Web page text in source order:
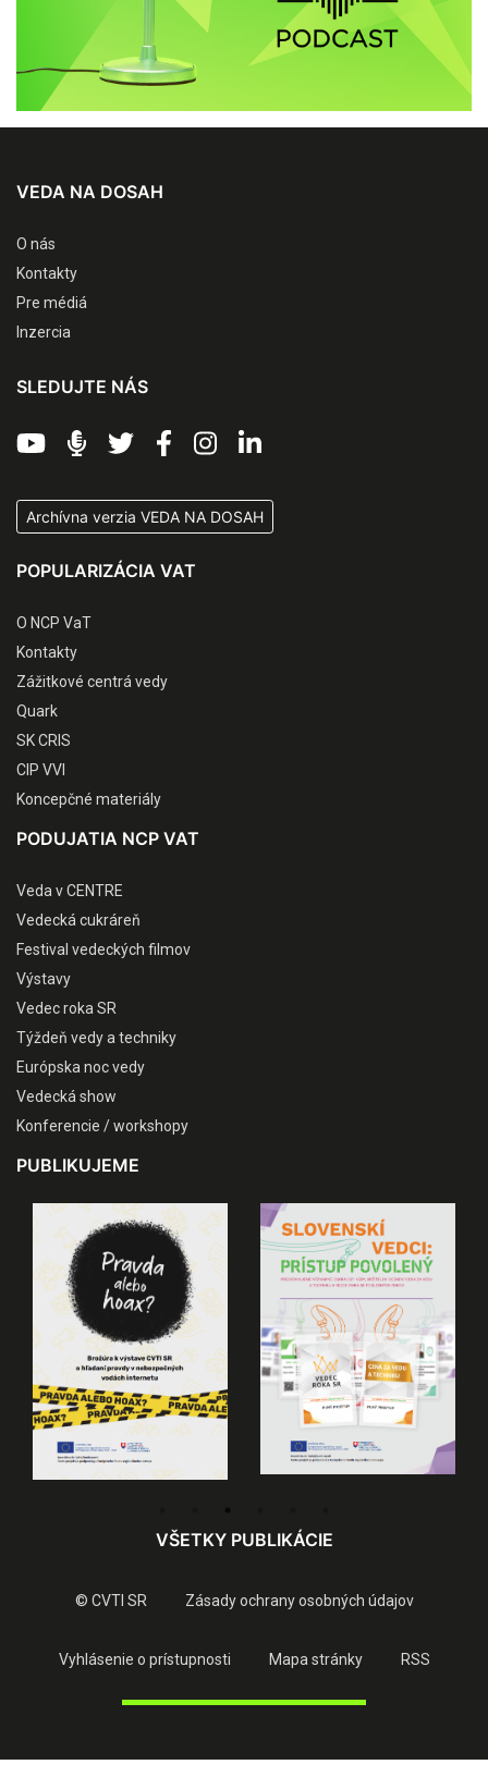
VEDA NA DOSAH
O nás
Kontakty
Pre médiá
Inzercia
SLEDUJTE NÁS
Archívna verzia VEDA NA DOSAH
POPULARIZÁCIA VAT
O NCP VaT
Kontakty
Zážitkové centrá vedy
Quark
SK CRIS
CIP VVI
Koncepčné materiály
PODUJATIA NCP VAT
Veda v CENTRE
Vedecká cukráreň
Festival vedeckých filmov
Výstavy
Vedec roka SR
Týždeň vedy a techniky
Európska noc vedy
Vedecká show
Konferencie / workshopy
PUBLIKUJEME
VŠETKY PUBLIKÁCIE
© CVTI SR Zásady ochrany osobných údajov
Vyhlásenie o prístupnosti Mapa stránky RSS